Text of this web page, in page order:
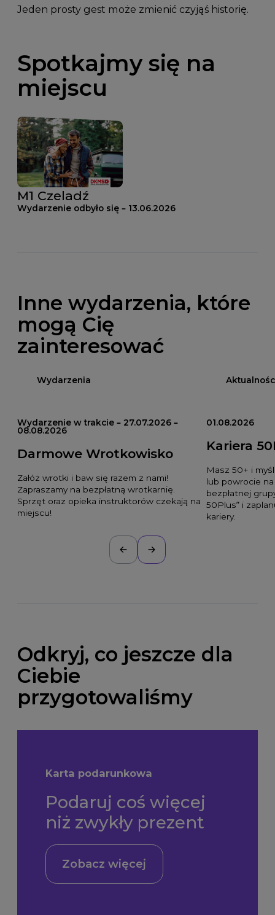
Jeden prosty gest może zmienić czyjąś historię.
Spotkajmy się na
miejscu
M1 Czeladź
Wydarzenie odbyło się – 13.06.2026
Inne wydarzenia, które
mogą Cię
zainteresować
Wydarzenia
Wydarzenie w trakcie – 27.07.2026 –
08.08.2026
Darmowe Wrotkowisko
Załóż wrotki i baw się razem z nami!
Zapraszamy na bezpłatną wrotkarnię.
Sprzęt oraz opieka instruktorów czekają na
miejscu!
01.08.2026
Kariera
Masz 50+ i
lub powrocie na
bezpłatnej
50Plus” i
kariery.
Odkryj, co jeszcze dla
Ciebie
przygotowaliśmy
Karta podarunkowa
Podaruj coś więcej
niż zwykły prezent
Zobacz więcej